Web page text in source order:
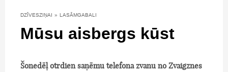
DZĪVESZIŅAI » LASĀMGABALI
Mūsu aisbergs kūst
Šonedēļ otrdien saņēmu telefona zvanu no Zvaigznes